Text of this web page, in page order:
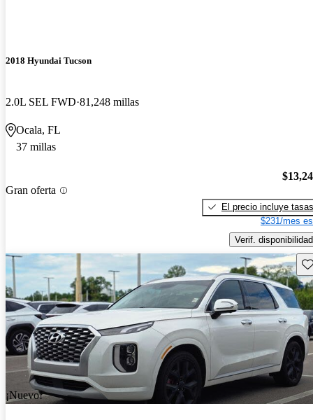
2018 Hyundai Tucson
2.0L SEL FWD 81,248 millas
Ocala, FL
37 millas
Gran oferta
El precio incluye tasas
$231/mes
Verif. disponibilidad
¡Nuevo!